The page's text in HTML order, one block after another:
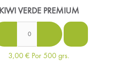
KIWI VERDE PREMIUM
3,00 € Por 500 grs.